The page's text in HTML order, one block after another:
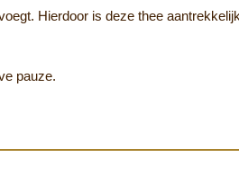
Hierdoor is deze thee
pauze.